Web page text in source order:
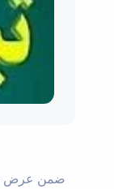
ضمن عرض تبریک به پذیرفته شدگان